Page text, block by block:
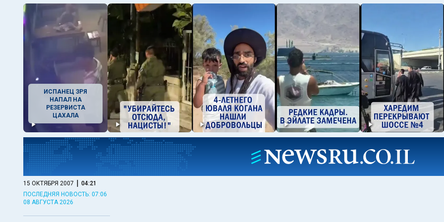
ИСПАНЕЦ ЗРЯ
НАПАЛ НА
РЕЗЕРВИСТА
ЦАХАЛА
15 ОКТЯБРЯ 2007 | 04:21
ПОСЛЕДНЯЯ НОВОСТЬ: 07:06
08 АВГУСТА 2026